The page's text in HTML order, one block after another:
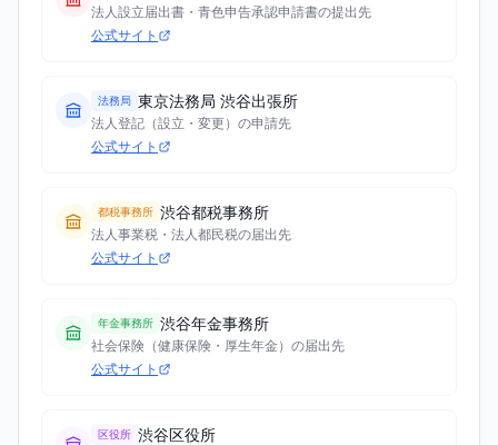
法人設立届出書・青色申告承認申請書の提出先
公式サイト
法務局 東京法務局 渋谷出張所
法人登記（設立・変更）の申請先
公式サイト
都税事務所 渋谷都税事務所
法人事業税・法人都民税の届出先
公式サイト
年金事務所 渋谷年金事務所
社会保険（健康保険・厚生年金）の届出先
公式サイト
区役所 渋谷区役所